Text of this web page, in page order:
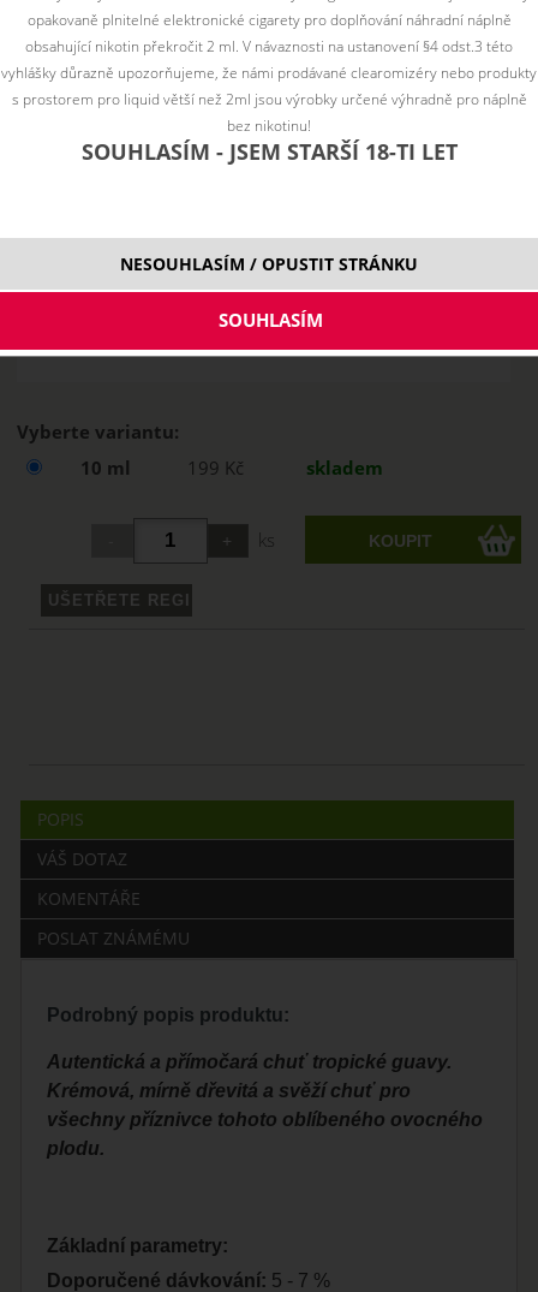
Vyberte variantu:
10 ml
199 Kč skladem
ks
POPIS
VÁŠ DOTAZ
KOMENTÁŘE
POSLAT ZNÁMÉMU
Podrobný popis produktu:
Autentická a přímočará chuť tropické guavy.
Krémová, mírně dřevitá a svěží chuť pro
všechny příznivce tohoto oblíbeného ovocného
plodu.
Základní parametry:
Doporučené dávkování: 5 - 7 %
opakovaně plnitelné elektronické cigarety pro doplňování náhradní náplně
obsahující nikotin překročit 2 ml. V návaznosti na ustanovení §4 odst.3 této
vyhlášky důrazně upozorňujeme, že námi prodávané clearomizéry nebo produkty
s prostorem pro liquid větší než 2ml jsou výrobky určené výhradně pro náplně
bez nikotinu!
SOUHLASÍM - JSEM STARŠÍ 18-TI LET
NESOUHLASÍM / OPUSTIT STRÁNKU